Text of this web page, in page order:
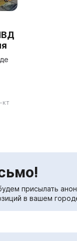
кт
присылать
в вашем